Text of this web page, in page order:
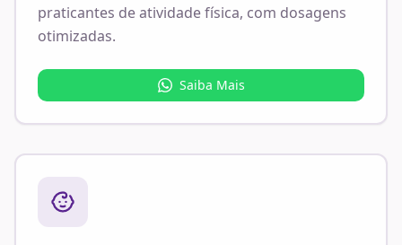
praticantes de atividade física, com dosagens
otimizadas.
Saiba Mais